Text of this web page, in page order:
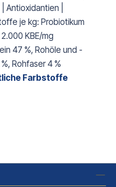
Antioxidantien |
je kg: Probiotikum
KBE/mg
47 %, Rohöle und -
Rohfaser 4 %
Farbstoffe